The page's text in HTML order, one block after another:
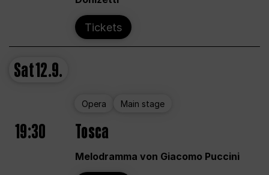
Tickets
Sat12.9.
Opera Main stage
19:30 Tosca
Melodramma von Giacomo Puccini